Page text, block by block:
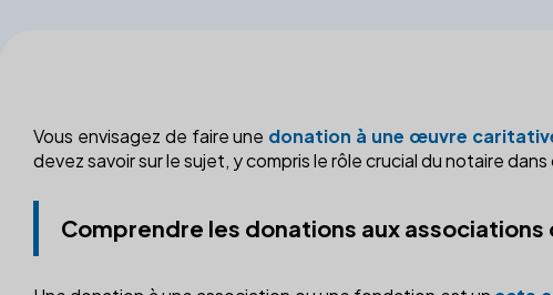
Vous envisagez de faire une donation à une œuvre
devez savoir sur le sujet, y compris le rôle crucial du notaire
Comprendre les donations aux